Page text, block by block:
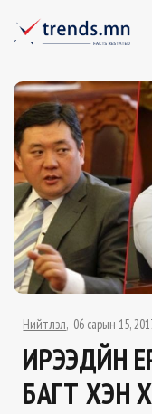
Нийтлэл 06 сарын 15,
ИРЭЭДҮЙН
БАГТ ХЭН